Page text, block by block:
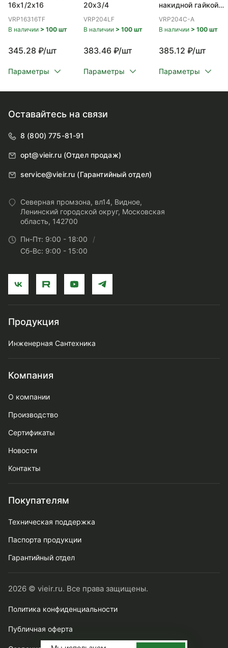
16x1/2x16
VRP16316TF
В наличии > 100 шт
345.28 ₽/шт
Параметры
20x3/4
VRP204LF
В наличии > 100 шт
383.46 ₽/шт
Параметры
накидной гайкой
VRP204C-A
В наличии > 100 шт
385.12 ₽/шт
Параметры
Оставайтесь на связи
8 (800) 775-81-91
opt@vieir.ru (Отдел продаж)
service@vieir.ru (Гарантийный отдел)
Северная промзона, вл14, Видное,
Ленинский городской округ, Московская
область, 142700
Пн-Пт: 9:00 - 18:00
Сб-Вс: 9:00 - 15:00
Продукция
Инженерная Сантехника
Компания
О компании
Производство
Сертификаты
Новости
Контакты
Покупателям
Техническая поддержка
Паспорта продукции
Гарантийный отдел
2026 © vieir.ru. Все права защищены.
Политика конфиденциальности
Публичная оферта